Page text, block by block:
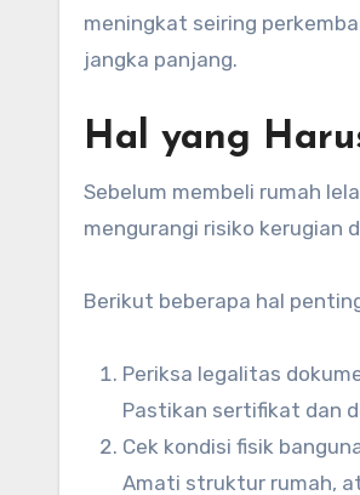
meningkat seiring
jangka panjang.
Hal yang
Sebelum membeli rumah
mengurangi risiko kerugian
Berikut beberapa hal
Periksa legalitas
Pastikan sertifikat dan
Cek kondisi fisik
Amati struktur rumah,